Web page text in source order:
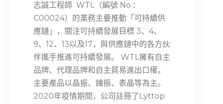
志誠工程師 WTL（編號 No.：
C00024）的業務主要推動「可持續供
應鏈」，關注可持續發展目標 3、4、
9、12、13以及17，與供應鏈中的各方伙
伴攜手推進可持續發展。 WTL擁有自主
品牌、代理品牌和自主貿易進出口權。
主要產品以晶振、鐘振、表晶等為主。
2020年疫情期間，公司註冊了Lyttop